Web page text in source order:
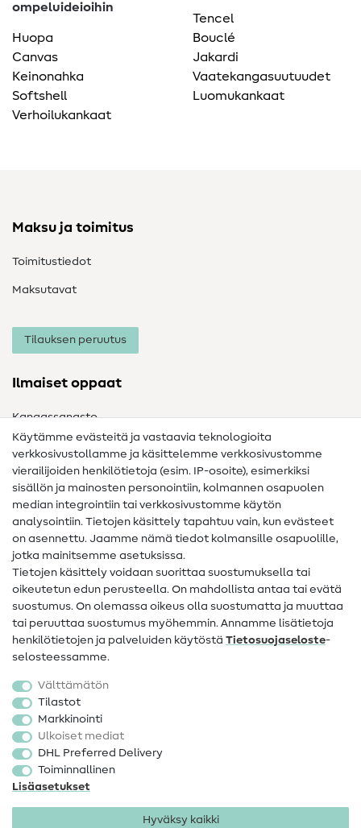
ompeluideioihin
Huopa
Canvas
Keinonahka
Softshell
Verhoilukankaat
Tencel
Bouclé
Jakardi
Vaatekangasuutuudet
Luomukankaat
Maksu ja toimitus
Toimitustiedot
Maksutavat
Tilauksen peruutus
Ilmaiset oppaat
Kangassanasto
Ompelusanasto
Ompeluohjeet
Apua ja yhteystiedot
Yhteystiedot
Tietoa omistajanvaihdoksesta
Peruutusoikeus
Suosittu
Kankaat
Ompelutarvikkeet
Ale
Käytämme evästeitä ja vastaavia teknologioita
verkkosivustollamme ja käsittelemme verkkosivustomme
vierailijoiden henkilötietoja (esim. IP-osoite), esimerkiksi
sisällön ja mainosten personointiin, kolmannen osapuolen
median integrointiin tai verkkosivustomme käytön
analysointiin. Tietojen käsittely tapahtuu vain, kun evästeet
on asennettu. Jaamme nämä tiedot kolmansille osapuolille,
jotka mainitsemme asetuksissa.
Tietojen käsittely voidaan suorittaa suostumuksella tai
oikeutetun edun perusteella. On mahdollista antaa tai evätä
suostumus. On olemassa oikeus olla suostumatta ja muuttaa
tai peruuttaa suostumus myöhemmin. Annamme lisätietoja
henkilötietojen ja palveluiden käytöstä Tietosuojaseloste-
selosteessamme.
Välttämätön
Tilastot
Markkinointi
Ulkoiset mediat
DHL Preferred Delivery
Toiminnallinen
Lisäasetukset
Hyväksy kaikki